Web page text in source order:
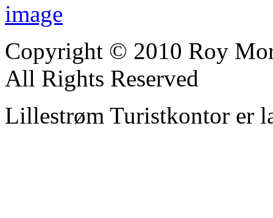
Copyright © 2010 Roy
All Rights Reserved
Lillestrøm Turistkontor er